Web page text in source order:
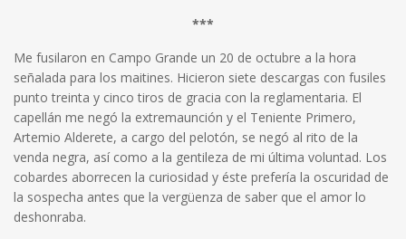
***
Me fusilaron en Campo Grande un 20 de octubre a la hora
señalada para los maitines. Hicieron siete descargas con fusiles
punto treinta y cinco tiros de gracia con la reglamentaria. El
capellán me negó la extremaunción y el Teniente Primero,
Artemio Alderete, a cargo del pelotón, se negó al rito de la
venda negra, así como a la gentileza de mi última voluntad. Los
cobardes aborrecen la curiosidad y éste prefería la oscuridad de
la sospecha antes que la vergüenza de saber que el amor lo
deshonraba.